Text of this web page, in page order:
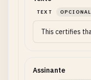
TEXT OPCIONAL
Assinante